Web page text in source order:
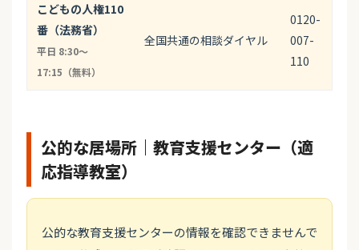
こどもの人権110
番（法務省）
平日 8:30〜
17:15（無料）
全国共通の相談ダイヤル
0120-
007-
110
公的な居場所｜教育支援センター（適
応指導教室）
公的な教育支援センターの情報を確認できませんで